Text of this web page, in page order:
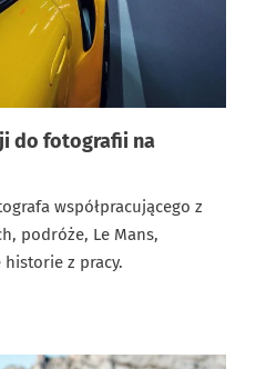
do fotografii na
współpracującego z
podróże, Le Mans,
historie z pracy.